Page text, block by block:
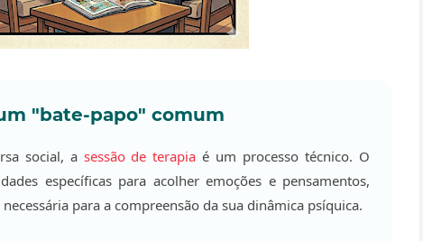
"bate-papo" comum
social, a sessão de terapia é um processo técnico. O
específicas para acolher emoções e pensamentos,
para a compreensão da sua dinâmica psíquica.